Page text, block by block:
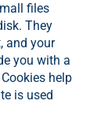
files
They
and your
you with a
help
is used